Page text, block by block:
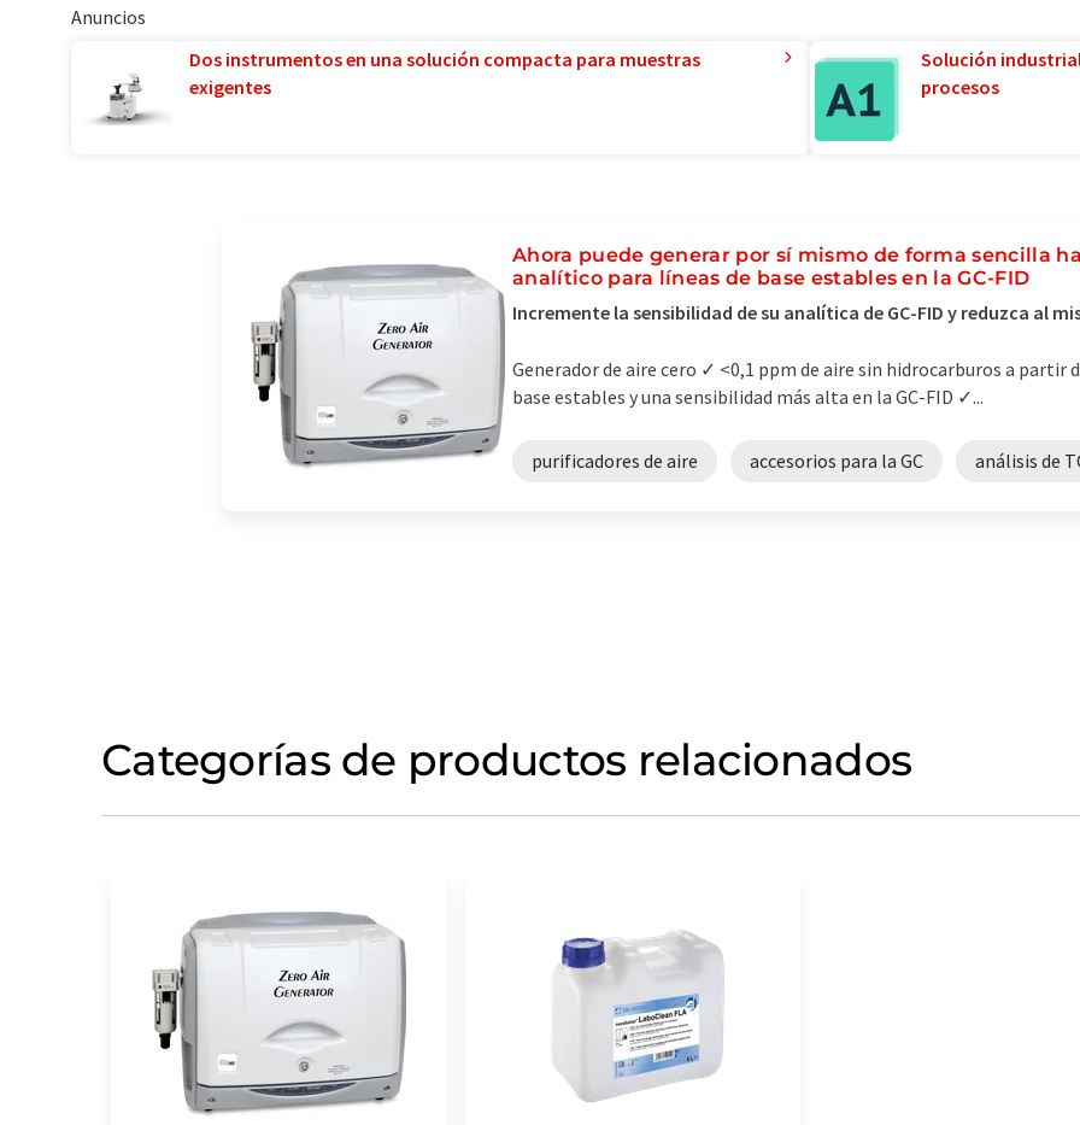
Anuncios
Dos instrumentos en una solución compacta para muestras
exigentes
Solución
procesos
Ahora puede generar por sí mismo de forma sencilla
analítico para líneas de base estables en la GC-FID
Incremente la sensibilidad de su analítica de GC-FID y reduzca al
Generador de aire cero ✓ <0,1 ppm de aire sin hidrocarburos a partir
base estables y una sensibilidad más alta en la GC-FID ✓...
purificadores de aire accesorios para la GC análisis de
Categorías de productos relacionados